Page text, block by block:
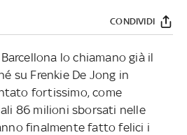
CONDIVIDI
lo chiamano già il
su Frenkie De Jong in
fortissimo, come
86 milioni sborsati nelle
finalmente fatto felici i